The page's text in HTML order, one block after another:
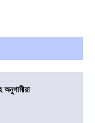
অনুগামীরা